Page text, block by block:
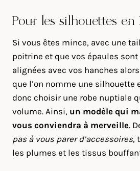
Pour les silhouettes en
Si vous êtes mince, avec une
poitrine et que vos épaules
alignées avec vos hanches
que l’on nomme une silhouette
donc choisir une robe nuptiale
volume. Ainsi, un modèle qui
vous conviendra à merveille.
pas à vous parer d’accessoires,
les plumes et les tissus